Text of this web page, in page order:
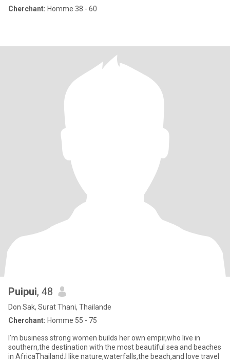
Cherchant: Homme 38 - 60
Puipui, 48
Don Sak, Surat Thani, Thailande
Cherchant: Homme 55 - 75
I’m business strong women builds her own empir,who live in
southern,the destination with the most beautiful sea and beaches
in AfricaThailand.I like nature,waterfalls,the beach,and love travel